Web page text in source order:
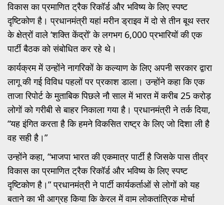
विकास का प्रमाणित ट्रैक रिकॉर्ड और भविष्य के लिए स्पष्ट
दृष्टिकोण है। प्रधानमंत्री यहां मरीन ड्राइव में दो से तीन बूथ स्तर
के क्षेत्रों वाले ‘शक्ति केंद्रों’ के लगभग 6,000 प्रभारियों की एक
पार्टी बैठक को संबोधित कर रहे थे।
कार्यक्रम में उन्होंने नागरिकों के कल्याण के लिए अपनी सरकार द्वारा
लागू की गई विविध पहलों पर प्रकाश डाला। उन्होंने कहा कि एक
ताजा रिपोर्ट के मुताबिक पिछले नौ साल में भारत में करीब 25 करोड़
लोगों को गरीबी से बाहर निकाला गया है। प्रधानमंत्री ने तर्क दिया,
“यह इंगित करता है कि हमने विकसित राष्ट्र के लिए जो दिशा ली है
वह सही है।”
उन्होंने कहा, “भाजपा भारत की एकमात्र पार्टी है जिसके पास तीव्र
विकास का प्रमाणित ट्रैक रिकॉर्ड और भविष्य के लिए स्पष्ट
दृष्टिकोण है।” प्रधानमंत्री ने पार्टी कार्यकर्ताओं से लोगों को यह
बताने का भी आग्रह किया कि केरल में वाम लोकतांत्रिक मोर्चा